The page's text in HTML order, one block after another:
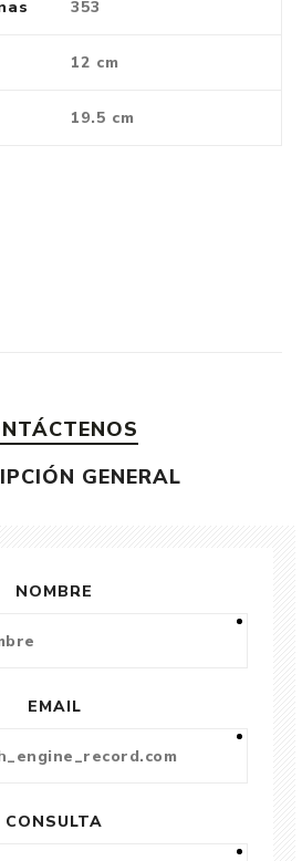
353
12 cm
19.5 cm
GENERAL
NOMBRE
EMAIL
CONSULTA